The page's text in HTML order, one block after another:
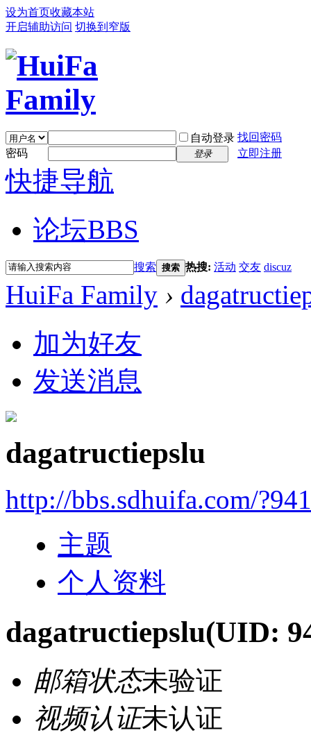
设为首页收藏本站
开启辅助访问 切换到窄版
自动登录 找回密码
密码
登录 立即注册
快捷导航
论坛BBS
搜索 搜索 热搜: 活动 交友 discuz
HuiFa Family ›
加为好友
发送消息
dagatructiepslu
http://bbs.sdhuifa.com/
主题
个人资料
dagatructiepslu(UID:
邮箱状态未验证
视频认证未认证